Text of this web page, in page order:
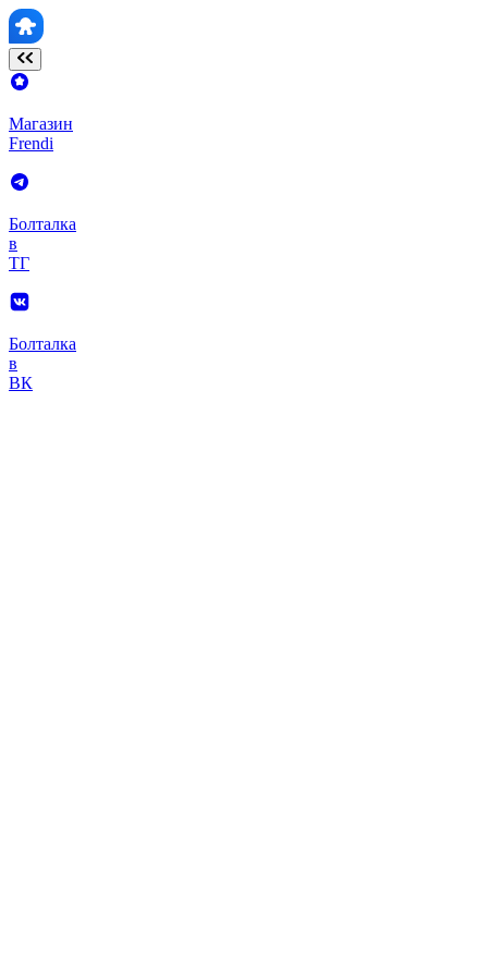
Магазин
Frendi
Болталка
в
ТГ
Болталка
в
ВК